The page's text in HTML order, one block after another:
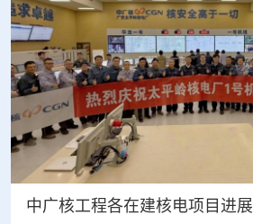
中广核工程各在建核电项目进展